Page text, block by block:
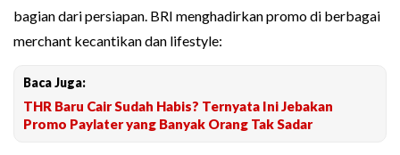
bagian dari persiapan. BRI menghadirkan promo di berbagai
merchant kecantikan dan lifestyle:
Baca Juga:
THR Baru Cair Sudah Habis? Ternyata Ini Jebakan
Promo Paylater yang Banyak Orang Tak Sadar